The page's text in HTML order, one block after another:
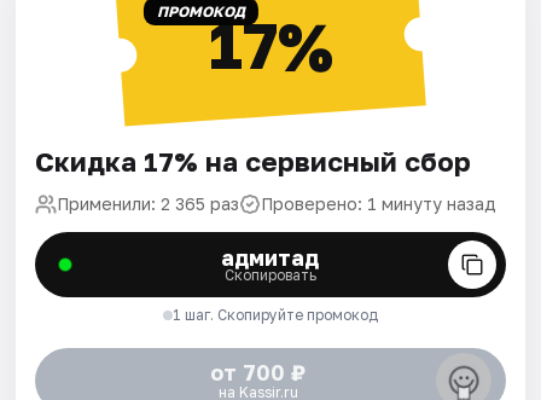
ПРОМОКОД17%
Скидка 17% на сервисный сбор
Применили: 2 365 раз Проверено: 1 минуту назад
адмитад
Скопировать
1 шаг. Скопируйте промокод
от 700 ₽
на Kassir.ru